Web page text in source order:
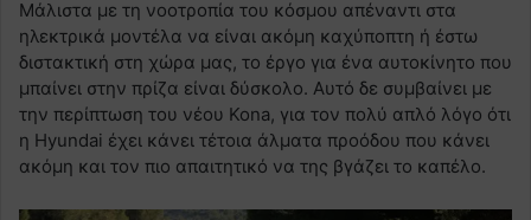
Μάλιστα με τη νοοτροπία του κόσμου απέναντι στα
ηλεκτρικά μοντέλα να είναι ακόμη καχύποπτη ή έστω
διστακτική στη χώρα μας, το έργο για ένα αυτοκίνητο που
μπαίνει στην πρίζα είναι δύσκολο. Αυτό δε συμβαίνει με
την περίπτωση του νέου Kona, για τον πολύ απλό λόγο ότι
η Hyundai έχει κάνει τέτοια άλματα προόδου που κάνει
ακόμη και τον πιο απαιτητικό να της βγάζει το καπέλο.